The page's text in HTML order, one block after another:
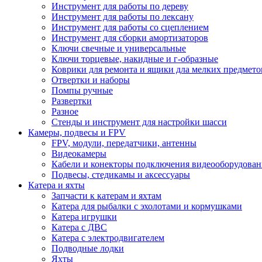
Инструмент для работы по дереву
Инструмент для работы по лексану
Инструмент для работы со сцеплением
Инструмент для сборки амортизаторов
Ключи свечные и универсальные
Ключи торцевые, накидные и г-образные
Коврики для ремонта и ящики дла мелких
Отвертки и наборы
Помпы ручные
Развертки
Разное
Стенды и инструмент для настройки шасси
Камеры, подвесы и FPV
FPV, модули, передатчики, антенны
Видеокамеры
Кабели и конекторы подключения
Подвесы, стедикамы и аксессуары
Катера и яхты
Запчасти к катерам и яхтам
Катера для рыбалки с эхолотами и кормушками
Катера игрушки
Катера с ДВС
Катера с электродвигателем
Подводные лодки
Яхты